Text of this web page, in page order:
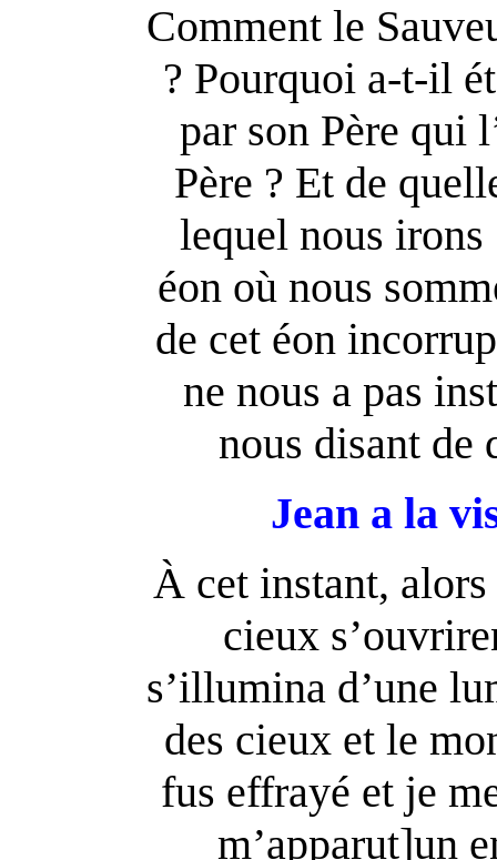
Comment le
? Pourquoi a-t-il
par son Père qui
Père ? Et de
lequel nous
éon où nous
de cet éon
ne nous a pas
nous disant de
Jean a la
À cet instant, alors
cieux
s’illumina d’une
des cieux et le
fus effrayé et je
m’apparut]un